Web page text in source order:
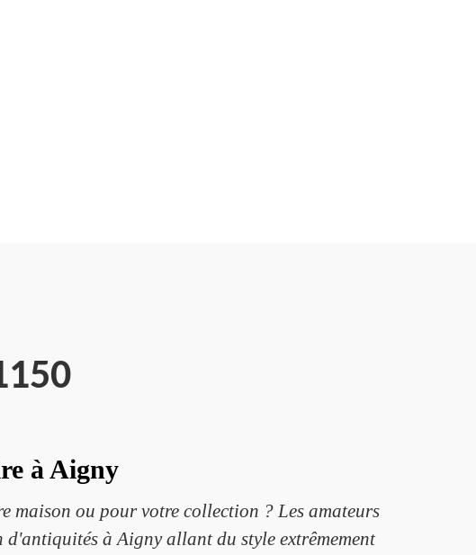
à Aigny
maison ou pour votre collection ? Les amateurs
à Aigny allant du style extrêmement